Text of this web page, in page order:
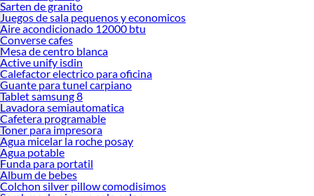
Sarten de granito
Juegos de sala pequenos y economicos
Aire acondicionado 12000 btu
Converse cafes
Mesa de centro blanca
Active unify isdin
Calefactor electrico para oficina
Guante para tunel carpiano
Tablet samsung 8
Lavadora semiautomatica
Cafetera programable
Toner para impresora
Agua micelar la roche posay
Agua potable
Funda para portatil
Album de bebes
Colchon silver pillow comodisimos